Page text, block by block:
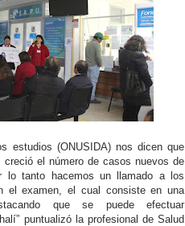
estudios (ONUSIDA) nos dicen que
el número de casos nuevos de
lo tanto hacemos un llamado a los
el examen, el cual consiste en una
que se puede efectuar
puntualizó la profesional de Salud